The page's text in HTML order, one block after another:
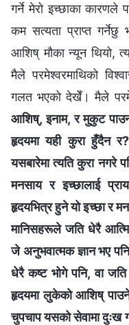
गर्ने मेरो इच्छाका कारणले
कम सत्यता प्राप्त
आशिष् मौका न्यून थियो,
मैले परमेश्‍वरमाथिको
गलत भएको देखेँ। मैले
आशिष्, इनाम, र मुकुट
हृदयमा यही कुरा हुँदैन
यसबारेमा त्यति कुरा नगरे
मनसाय र इच्छालाई
हृदयभित्र हुने यो इच्छा र
मानिसहरूले जति धेरै
जे अनुभवात्मक ज्ञान भए
धेरै कष्ट भोगे पनि, वा
हृदयमा लुकेको आशिष्‌
चुपचाप यसको सेवामा दुःख